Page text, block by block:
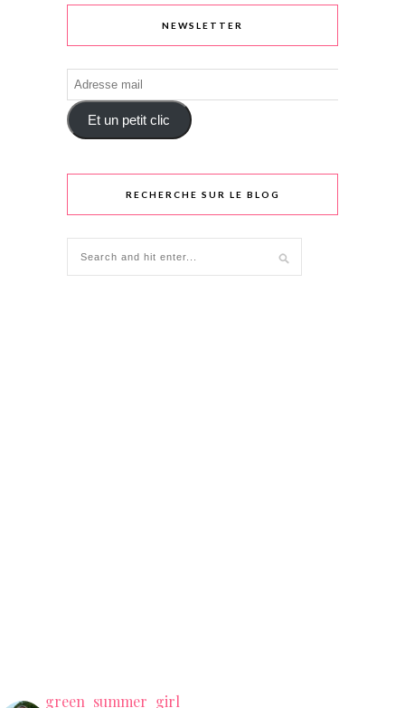
NEWSLETTER
Adresse
mail
Et un petit clic
RECHERCHE SUR LE BLOG
green_summer_girl